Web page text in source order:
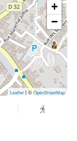
+
−
Leaflet | © OpenStreetMap